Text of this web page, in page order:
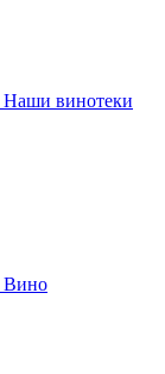
Наши винотеки
Вино